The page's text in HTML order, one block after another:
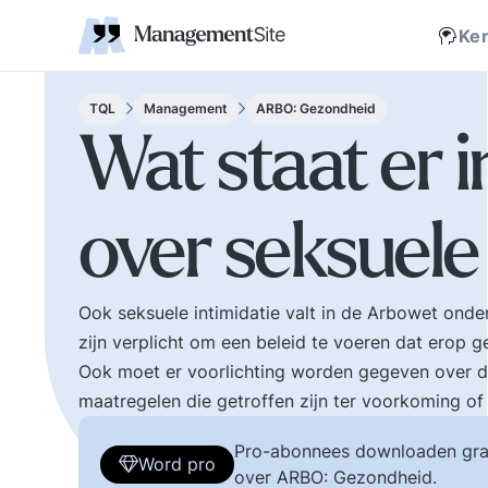
verantwoordelijkheid
en bestuurlijke wijsheid.
Ook de belangrijke
bestuurlijke valkuilen
bestuurlijke drukte,
organisatierot en het
ideeen voor goed
bestuur.
Zelforganisatie 'klein
binnen groot'. De
transitie naar een
organisatie.
van zeggenschap en
naar het laagste
in een organisatie waar
een vakkundig besluit
genomen kan
Corporate communicatie
Disruptie
Ethiek, integriteit, moreel kompas
Scholing
Non-profit
jonge leiding geven
kleine letters ervoor en er is contact. Zijn
TQL Management ARBO: Gezondheid
Wat staat er
over
Ook seksuele intimidatie valt in de Arbowet
zijn verplicht om een beleid te voeren dat erop
Ook moet er voorlichting worden gegeven over
maatregelen die getroffen zijn ter voorkoming of
Word pro
Pro-abonnees downloaden
over ARBO: Gezondheid.